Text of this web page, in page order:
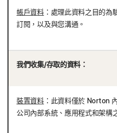
帳戶資料：處理此資料之目的為
訂閱，以及與您溝通。
我們收集/存取的資料：
裝置資料：此資料僅於 Norton
公司內部系統、應用程式和架構